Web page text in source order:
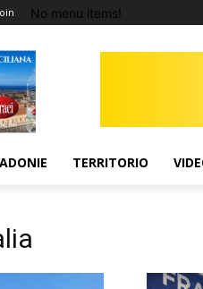
No menu items!
TERRITORIO